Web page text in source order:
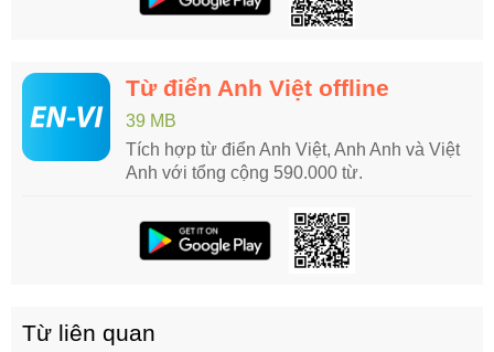
Từ điển Anh Việt offline
39 MB
Tích hợp từ điển Anh Việt, Anh Anh và Việt
Anh với tổng cộng 590.000 từ.
Từ liên quan